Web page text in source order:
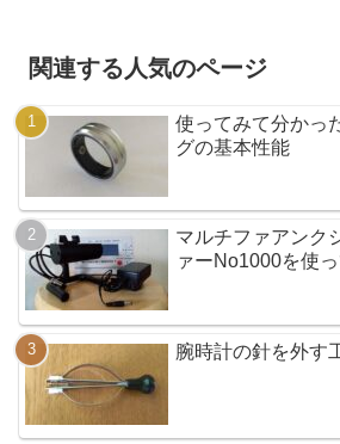
関連する人気のページ
使ってみて分かっ
グの基本性能
マルチファアンク
ァーNo1000を使
腕時計の針を外す